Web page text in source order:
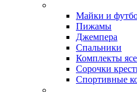
Майки и
Пижамы
Джемпера
Спальники
Комплекты
Сорочки
Спортивные